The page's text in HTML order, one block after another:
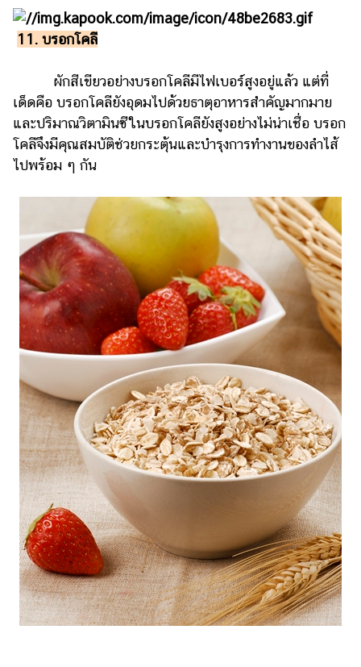
11. บรอกโคลี
ผักสีเขียวอย่างบรอกโคลีมีไฟเบอร์สูงอยู่แล้ว แต่ที่
เด็ดคือ บรอกโคลียังอุดมไปด้วยธาตุอาหารสำคัญมากมาย
และปริมาณวิตามินซีในบรอกโคลียังสูงอย่างไม่น่าเชื่อ บรอก
โคลีจึงมีคุณสมบัติช่วยกระตุ้นและบำรุงการทำงานของลำไส้
ไปพร้อม ๆ กัน